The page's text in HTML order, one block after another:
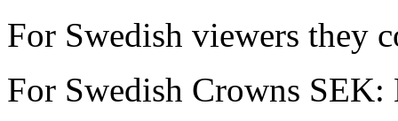
For Swedish viewers they
For Swedish Crowns SEK: